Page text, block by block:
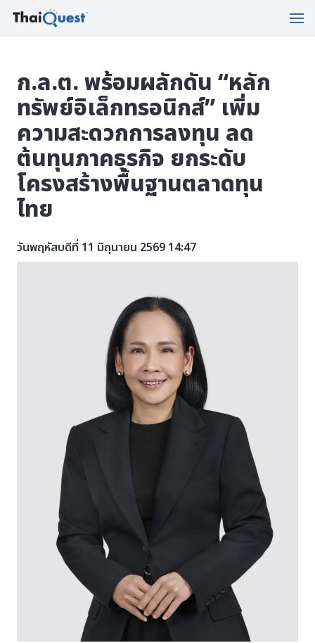
ก.ล.ต. พร้อมผลักดัน “หลัก
ทรัพย์อิเล็กทรอนิกส์” เพิ่ม
ความสะดวกการลงทุน ลด
ต้นทุนภาคธุรกิจ ยกระดับ
โครงสร้างพื้นฐานตลาดทุน
ไทย
วันพฤหัสบดีที่ 11 มิถุนายน 2569 14:47